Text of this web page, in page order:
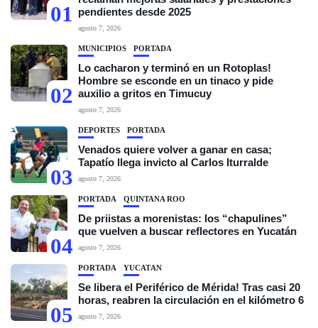
01 pendientes desde 2025
agosto 7, 2026
02
MUNICIPIOS PORTADA
Lo cacharon y terminó en un Rotoplas!
Hombre se esconde en un tinaco y pide
auxilio a gritos en Timucuy
agosto 7, 2026
03
DEPORTES PORTADA
Venados quiere volver a ganar en casa;
Tapatío llega invicto al Carlos Iturralde
agosto 7, 2026
04
PORTADA QUINTANA ROO
De priistas a morenistas: los “chapulines”
que vuelven a buscar reflectores en Yucatán
agosto 7, 2026
05
PORTADA YUCATÁN
Se libera el Periférico de Mérida! Tras casi 20
horas, reabren la circulación en el kilómetro 6
agosto 7, 2026